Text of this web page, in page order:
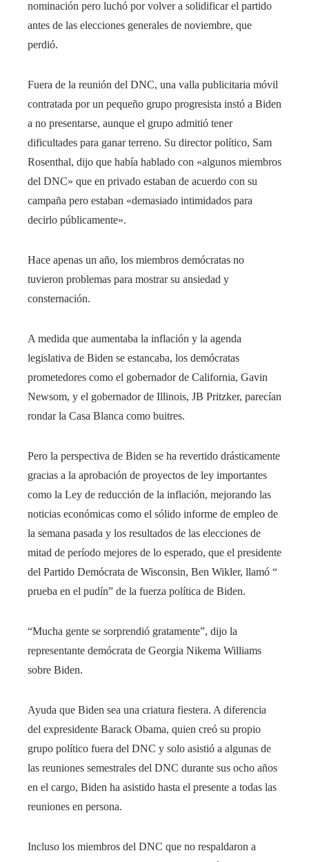
nominación pero luchó por volver a solidificar el partido
antes de las elecciones generales de noviembre, que
perdió.
Fuera de la reunión del DNC, una valla publicitaria móvil
contratada por un pequeño grupo progresista instó a Biden
a no presentarse, aunque el grupo admitió tener
dificultades para ganar terreno. Su director político, Sam
Rosenthal, dijo que había hablado con «algunos miembros
del DNC» que en privado estaban de acuerdo con su
campaña pero estaban «demasiado intimidados para
decirlo públicamente».
Hace apenas un año, los miembros demócratas no
tuvieron problemas para mostrar su ansiedad y
consternación.
A medida que aumentaba la inflación y la agenda
legislativa de Biden se estancaba, los demócratas
prometedores como el gobernador de California, Gavin
Newsom, y el gobernador de Illinois, JB Pritzker, parecían
rondar la Casa Blanca como buitres.
Pero la perspectiva de Biden se ha revertido drásticamente
gracias a la aprobación de proyectos de ley importantes
como la Ley de reducción de la inflación, mejorando las
noticias económicas como el sólido informe de empleo de
la semana pasada y los resultados de las elecciones de
mitad de período mejores de lo esperado, que el presidente
del Partido Demócrata de Wisconsin, Ben Wikler, llamó “
prueba en el pudín” de la fuerza política de Biden.
“Mucha gente se sorprendió gratamente”, dijo la
representante demócrata de Georgia Nikema Williams
sobre Biden.
Ayuda que Biden sea una criatura fiestera. A diferencia
del expresidente Barack Obama, quien creó su propio
grupo político fuera del DNC y solo asistió a algunas de
las reuniones semestrales del DNC durante sus ocho años
en el cargo, Biden ha asistido hasta el presente a todas las
reuniones en persona.
Incluso los miembros del DNC que no respaldaron a